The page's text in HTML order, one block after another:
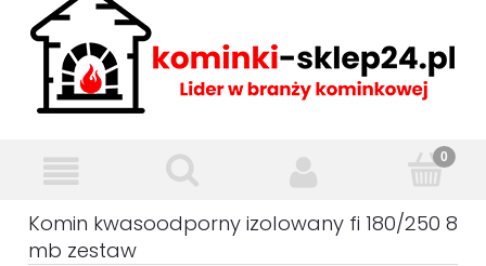
Komin kwasoodporny izolowany fi 180/250 8
mb zestaw